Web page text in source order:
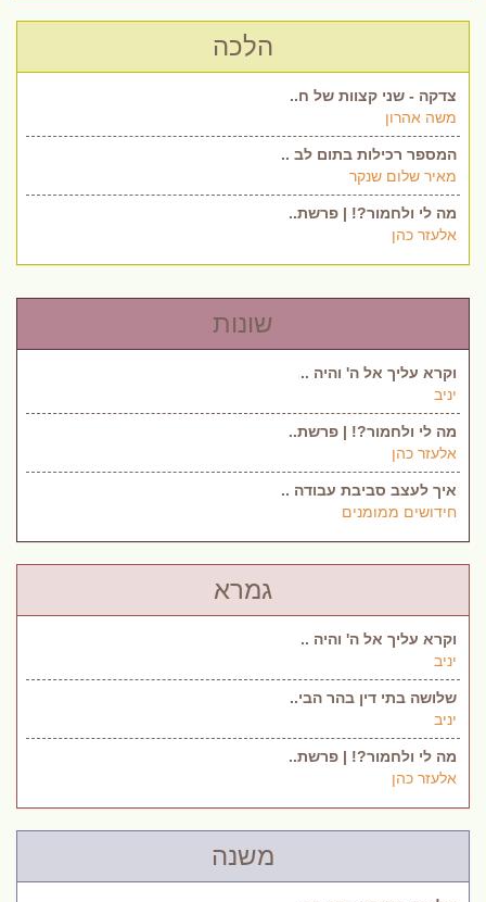
הלכה
צדקה - שני קצוות של ח..
משה אהרון
המספר רכילות בתום לב ..
מאיר שלום שנקר
מה לי ולחמור?! | פרשת..
אלעזר כהן
שונות
וקרא עליך אל ה' והיה ..
יניב
מה לי ולחמור?! | פרשת..
אלעזר כהן
איך לעצב סביבת עבודה ..
חידושים ממומנים
גמרא
וקרא עליך אל ה' והיה ..
יניב
שלושה בתי דין בהר הבי..
יניב
מה לי ולחמור?! | פרשת..
אלעזר כהן
משנה